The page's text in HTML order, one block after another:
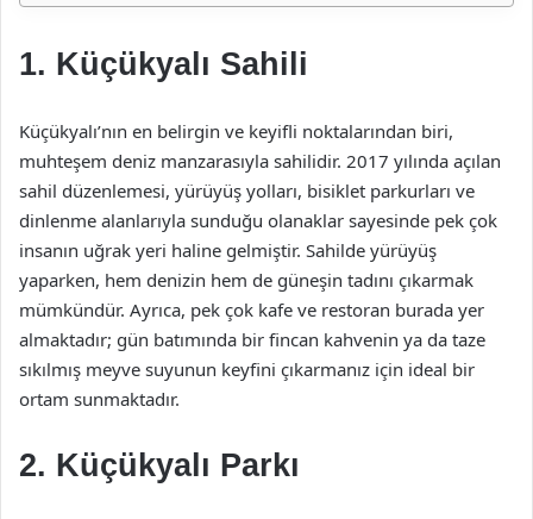
1. Küçükyalı Sahili
Küçükyalı’nın en belirgin ve keyifli noktalarından biri,
muhteşem deniz manzarasıyla sahilidir. 2017 yılında açılan
sahil düzenlemesi, yürüyüş yolları, bisiklet parkurları ve
dinlenme alanlarıyla sunduğu olanaklar sayesinde pek çok
insanın uğrak yeri haline gelmiştir. Sahilde yürüyüş
yaparken, hem denizin hem de güneşin tadını çıkarmak
mümkündür. Ayrıca, pek çok kafe ve restoran burada yer
almaktadır; gün batımında bir fincan kahvenin ya da taze
sıkılmış meyve suyunun keyfini çıkarmanız için ideal bir
ortam sunmaktadır.
2. Küçükyalı Parkı